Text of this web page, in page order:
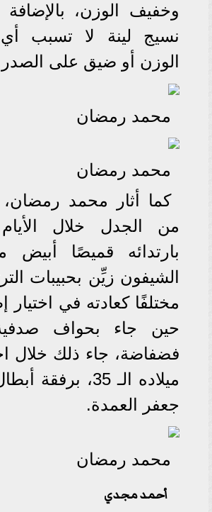
وخفيف الوزن،
نسيج لينة لا تسبب
الوزن أو ضيق على
محمد رمضان
محمد رمضان
كما أثار محمد رمضان،
من الجدل خلال الأيام
بارتدائه قميصًا
الشيفون زيِّن بحبيبات
مختلفًا كعادته في اختيار
حين جاء بحواف
فضفاضة، جاء ذلك خلال
ميلاده الـ 35،
جعفر العمدة.
محمد رمضان
أحمد مجدي